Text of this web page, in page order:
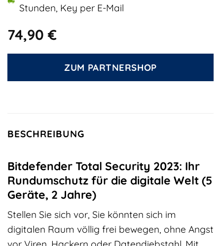
74,90€
Stunden, Key per E-Mail
ZUM PARTNERSHOP
BESCHREIBUNG
Bitdefender Total Security 2023: Ihr
Rundumschutz für die digitale Welt (5
Geräte, 2 Jahre)
Stellen Sie sich vor, Sie könnten sich im
digitalen Raum völlig frei bewegen, ohne Angst